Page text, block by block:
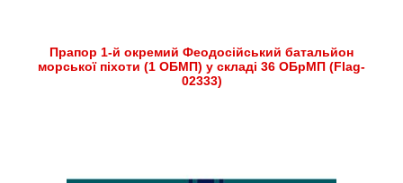
Прапор 1-й окремий Феодосійський батальйон
морської піхоти (1 ОБМП) у складі 36 ОБрМП (Flag-
02333)